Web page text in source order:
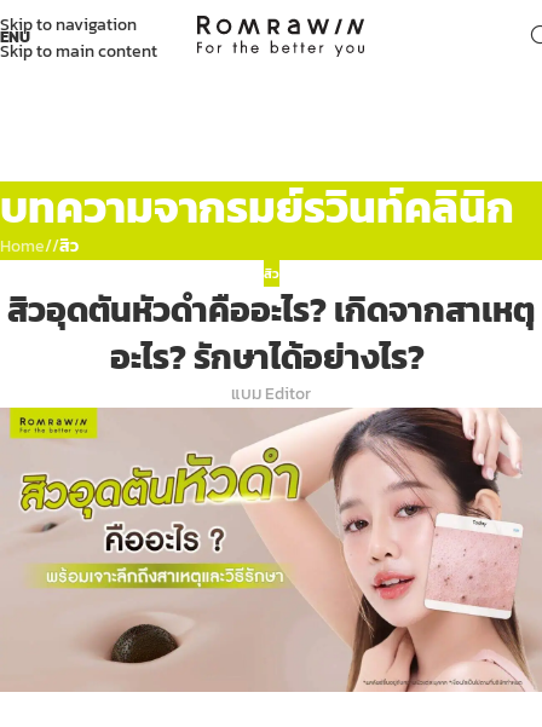
Skip to navigation
Skip to main content
บทความจากรมย์รวินท์คลินิก
Home/ สิว
สิว
สิวอุดตันหัวดำคืออะไร? เกิดจากสาเหตุ
อะไร? รักษาได้อย่างไร?
แบม Editor